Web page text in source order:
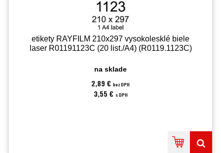
etikety RAYFILM 210x297 vysokolesklé biele
laser R01191123C (20 list./A4) (R0119.1123C)
na sklade
2,89 € bez DPH
3,55 € s DPH